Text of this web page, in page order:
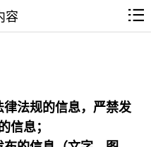
容
法规的信息，严禁发
信息；